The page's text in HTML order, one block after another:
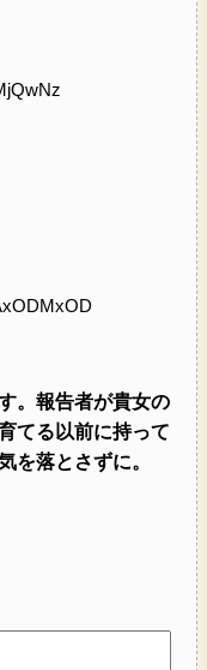
。報告者が貴女の
てる以前に持って
を落とさずに。